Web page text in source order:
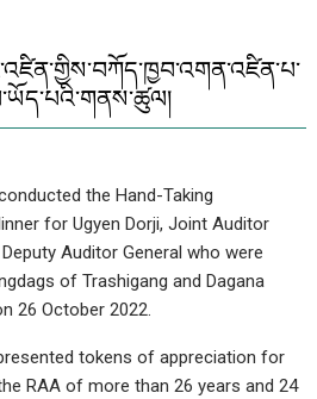
the Hand-Taking
for Ugyen Dorji, Joint Auditor
Auditor General who were
of Trashigang and Dagana
26 October 2022.
tokens of appreciation for
RAA of more than 26 years and 24